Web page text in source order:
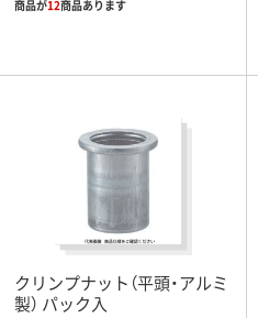
商品が12商品あります
クリンプナット（平頭・アルミ
製） パック入